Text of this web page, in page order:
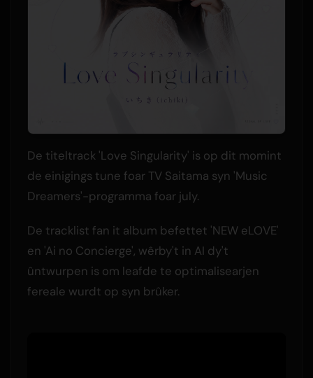
De titeltrack 'Love Singularity' is op dit momint
de einigings tune foar TV Saitama syn 'Music
Dreamers'-programma foar july.
De tracklist fan it album befettet 'NEW eLOVE'
en 'Ai no Concierge', wêrby't in AI dy't
ûntwurpen is om leafde te optimalisearjen
fereale wurdt op syn brûker.